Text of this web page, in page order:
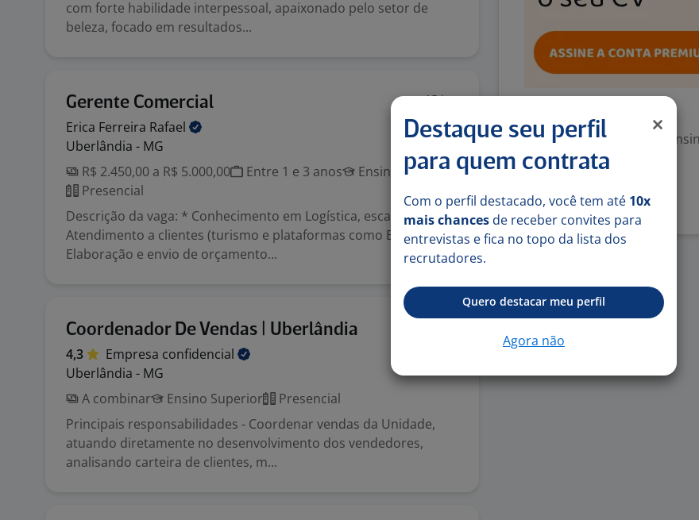
com forte habilidade interpessoal, apaixonado pelo setor de
beleza, focado em resultados...
Gerente Comercial 15 jun
Erica Ferreira Rafael
Uberlândia - MG
R$ 2.450,00 a R$ 5.000,00
Entre 1 e 3 anos
Ensino Superior
Presencial
Descrição da vaga: * Conhecimento em Logística, escala; *
Atendimento a clientes (turismo e plataformas como Buser); *
Elaboração e envio de orçamento...
Coordenador De Vendas | Uberlândia
4,3 Empresa confidencial
Uberlândia - MG
A combinar
Ensino Superior
Presencial
Principais responsabilidades - Coordenar vendas da Unidade,
atuando diretamente no desenvolvimento dos vendedores,
analisando carteira de clientes, m...
Escolaridade Mínima:
Destaque seu perfil
para quem contrata
Com o perfil destacado, você tem até 10x
mais chances de receber convites para
entrevistas e fica no topo da lista dos
recrutadores.
Quero destacar meu perfil
Agora não